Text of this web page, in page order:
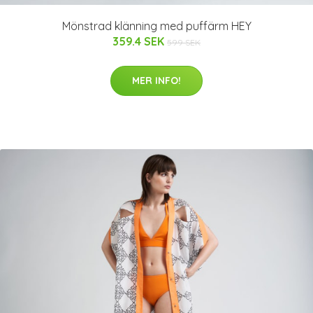
Mönstrad klänning med puffärm HEY
359.4 SEK 599 SEK
MER INFO!